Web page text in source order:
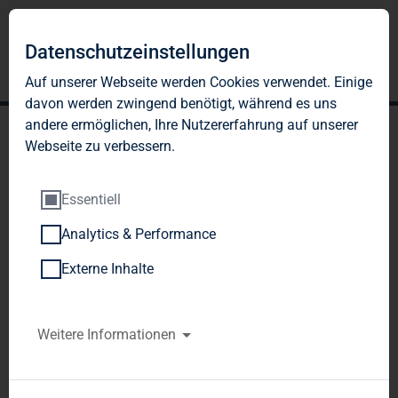
TAG Immobilien AG: TAG
Immobilien AG erweitert
Wohnimmobilienbestand -
3.150 Einheiten stellt hohe
Datenschutzeinstellungen
Auf unserer Webseite werden Cookies verwendet. Einige
davon werden zwingend benötigt, während es uns
andere ermöglichen, Ihre Nutzererfahrung auf unserer
Webseite zu verbessern.
Essentiell
Analytics & Performance
Externe Inhalte
Weitere Informationen